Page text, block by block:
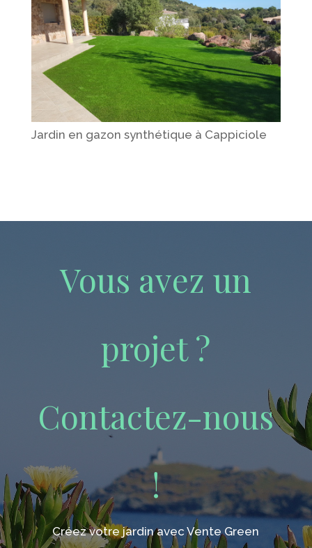
Jardin en gazon synthétique à Cappiciole
Vous avez un
projet ?
Contactez-nous
!
Créez votre jardin avec Vente Green